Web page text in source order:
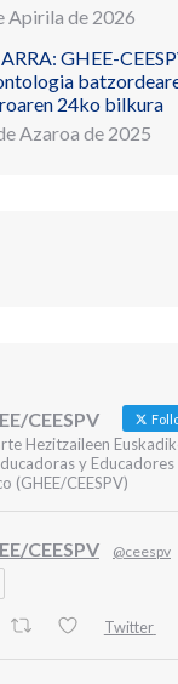
Apirila de 2026
GHEE-
24ko bilkura
Azaroa de 2025
CEESPV
Hezitzaileen
y Educadores
(GHEE/CEESPV)
CEESPV @ceespv
Twitter